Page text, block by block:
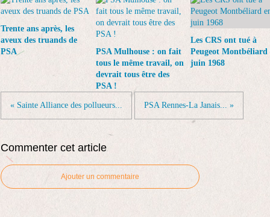
Trente ans après, les
aveux des truands de
PSA
PSA Mulhouse : on fait
tous le même travail, on
devrait tous être des
PSA !
Les CRS ont tué à
Peugeot Montbéliard
juin 1968
« Sainte Alliance des pollueurs... PSA Rennes-La Janais... »
Commenter cet article
Ajouter un commentaire